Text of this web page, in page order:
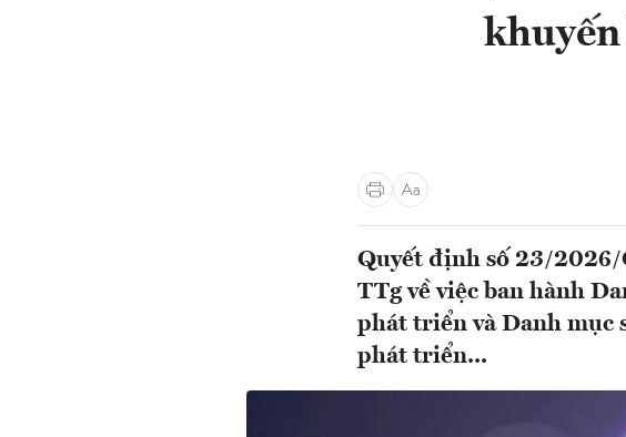
Quyết định số 23/
TTg về việc ban hành
phát triển và Danh mục
phát triển...